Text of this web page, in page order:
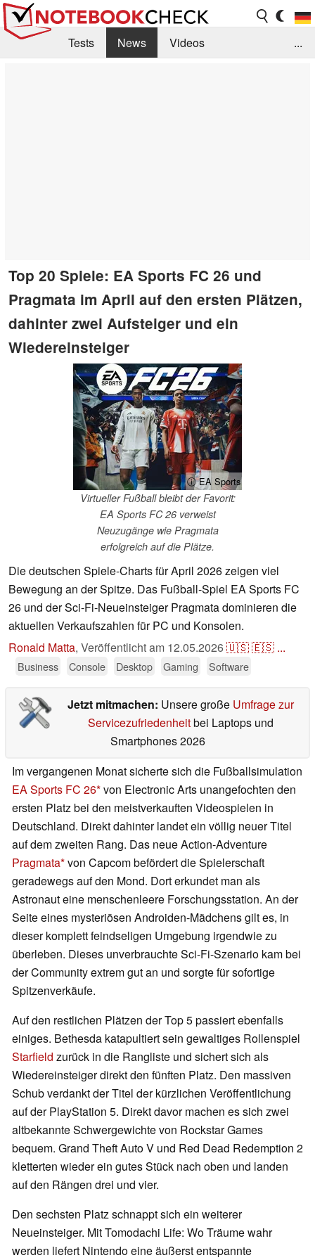
Tests News
Videos
...
Top 20 Spiele: EA Sports FC 26 und
Pragmata im April auf den ersten Plätzen,
dahinter zwei Aufsteiger und ein
Wiedereinsteiger
ⓘ EA Sports
Virtueller Fußball bleibt der Favorit:
EA Sports FC 26 verweist
Neuzugänge wie Pragmata
erfolgreich auf die Plätze.
Die deutschen Spiele-Charts für April 2026 zeigen viel
Bewegung an der Spitze. Das Fußball-Spiel EA Sports FC
26 und der Sci-Fi-Neueinsteiger Pragmata dominieren die
aktuellen Verkaufszahlen für PC und Konsolen.
Ronald Matta, Veröffentlicht am 12.05.2026🇺🇸🇪🇸 ...
Business Console Desktop Gaming Software
Jetzt mitmachen: Unsere große Umfrage zur
Servicezufriedenheitbei Laptops und
Smartphones 2026
Im vergangenen Monat sicherte sich die Fußballsimulation
EA Sports FC 26 von Electronic Arts unangefochten den
ersten Platz bei den meistverkauften Videospielen in
Deutschland. Direkt dahinter landet ein völlig neuer Titel
auf dem zweiten Rang. Das neue Action-Adventure
Pragmata von Capcom befördert die Spielerschaft
geradewegs auf den Mond. Dort erkundet man als
Astronaut eine menschenleere Forschungsstation. An der
Seite eines mysteriösen Androiden-Mädchens gilt es, in
dieser komplett feindseligen Umgebung irgendwie zu
überleben. Dieses unverbrauchte Sci-Fi-Szenario kam bei
der Community extrem gut an und sorgte für sofortige
Spitzenverkäufe.
Auf den restlichen Plätzen der Top 5 passiert ebenfalls
einiges. Bethesda katapultiert sein gewaltiges Rollenspiel
Starfield zurück in die Rangliste und sichert sich als
Wiedereinsteiger direkt den fünften Platz. Den massiven
Schub verdankt der Titel der kürzlichen Veröffentlichung
auf der PlayStation 5. Direkt davor machen es sich zwei
altbekannte Schwergewichte von Rockstar Games
bequem. Grand Theft Auto V und Red Dead Redemption 2
kletterten wieder ein gutes Stück nach oben und landen
auf den Rängen drei und vier.
Den sechsten Platz schnappt sich ein weiterer
Neueinsteiger. Mit Tomodachi Life: Wo Träume wahr
werden liefert Nintendo eine äußerst entspannte